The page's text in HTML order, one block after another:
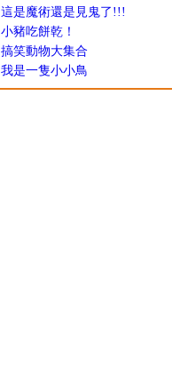
這是魔術還是見鬼了!!!
小豬吃餅乾！
搞笑動物大集合
我是一隻小小鳥